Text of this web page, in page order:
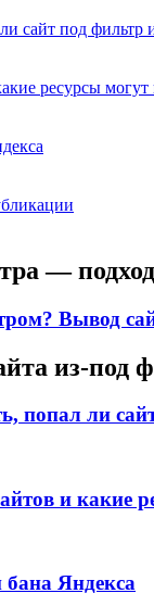
сайт под фильтр
ресурсы
—
Вывод
из-под
попал ли
и какие
бана Яндекса